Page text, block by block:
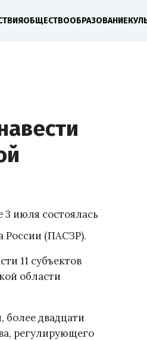
ОБЩЕСТВООБРАЗОВАНИЕ
июля состоялась
России (ПАСЗР).
11 субъектов
области
более двадцати
регулирующего